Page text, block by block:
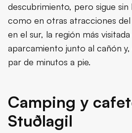
descubrimiento, pero sigue
como en otras atracciones
en el sur, la región más
aparcamiento junto al cañón y,
par de minutos a pie.
Camping y
Stuðlagil